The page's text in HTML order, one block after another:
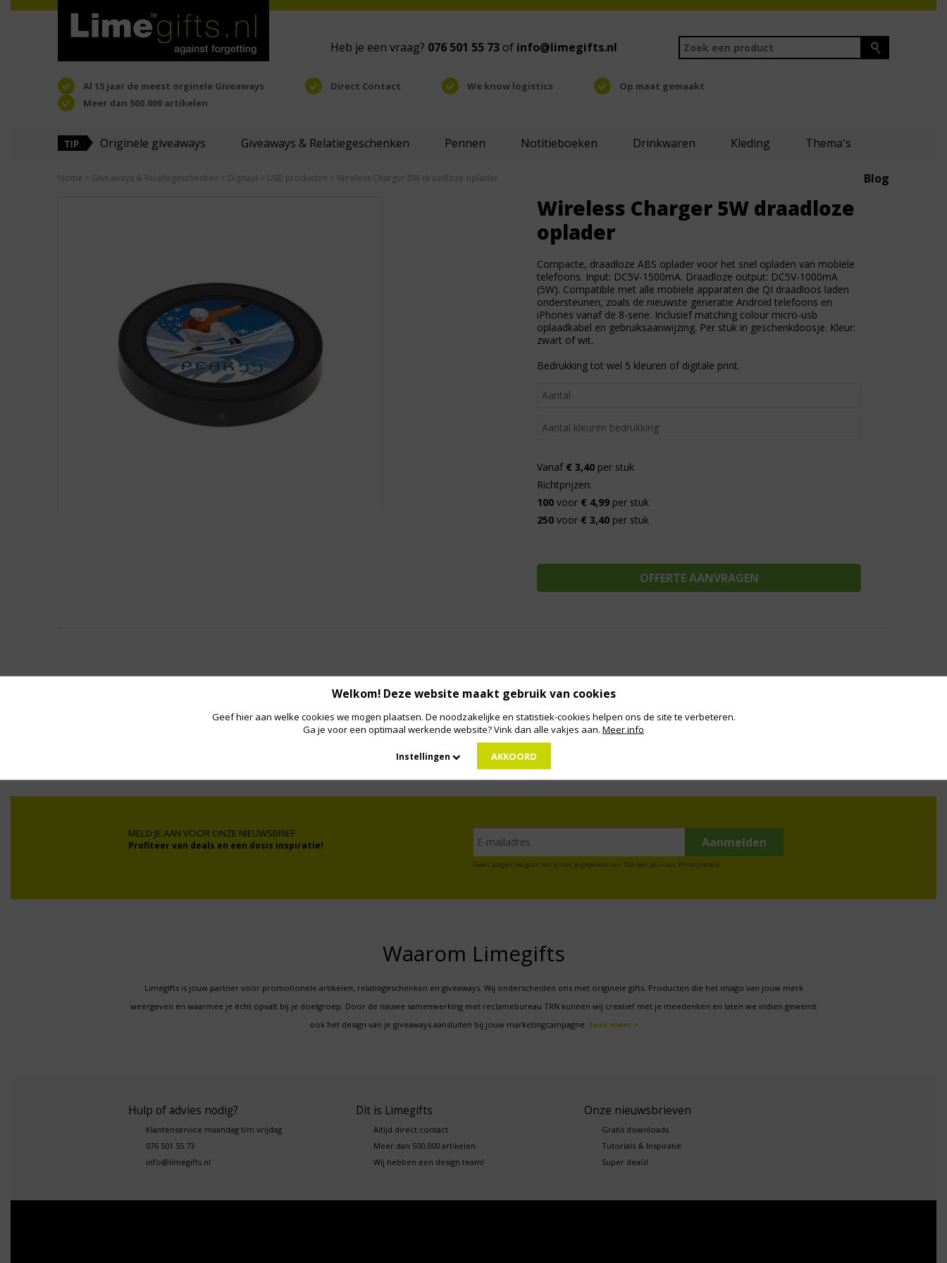
Heb je een vraag? 076 501 55 73of info@limegifts.nl
Al 15 jaar de meest orginele Giveaways Direct Contact We know logistics
Op maat gemaakt
Meer dan 500.000 artikelen
Originele giveaways Giveaways & Relatiegeschenken Pennen Notitieboeken Drinkwaren Kleding Thema's
Blog
Home > Giveaways & Relatiegeschenken > Digitaal > USB producten > Wireless Charger 5W draadloze oplader
Wireless Charger 5W draadloze
oplader
Compacte, draadloze ABS oplader voor het snel opladen van mobiele
telefoons. Input: DC5V-1500mA. Draadloze output: DC5V-1000mA
(5W). Compatible met alle mobiele apparaten die QI draadloos laden
ondersteunen, zoals de nieuwste generatie Android telefoons en
iPhones vanaf de 8-serie. Inclusief matching colour micro-usb
oplaadkabel en gebruiksaanwijzing. Per stuk in geschenkdoosje. Kleur:
zwart of wit.
Bedrukking tot wel 5 kleuren of digitale print.
Vanaf € 3,40 per stuk
Richtprijzen:
100 voor € 4,99 per stuk
250 voor € 3,40 per stuk
MELD JE AAN VOOR ONZE NIEUWSBRIEF
Profiteer van deals en een dosis inspiratie!
Geen zorgen: we gaan veilig met je gegevens om. Dat lees je in ons Privacybeleid
Waarom Limegifts
Limegifts is jouw partner voor promotionele artikelen, relatiegeschenken en giveaways. Wij onderscheiden ons met originele gifts. Producten die het imago van jouw merk
weergeven en waarmee je écht opvalt bij je doelgroep. Door de nauwe samenwerking met reclamebureau TRN kunnen wij creatief met je meedenken en laten we indien gewenst
ook het design van je giveaways aansluiten bij jouw marketingcampagne. Lees meer >
Hulp of advies nodig?
Klantenservice maandag t/m vrijdag
076 501 55 73
info@limegifts.nl
Dit is Limegifts
Altijd direct contact
Meer dan 500.000 artikelen
Wij hebben een design team!
Onze nieuwsbrieven
Gratis downloads
Tutorials & Inspiratie
Super deals!
Welkom! Deze website maakt gebruik van cookies
Geef hier aan welke cookies we mogen plaatsen. De noodzakelijke en statistiek-cookies helpen ons de site te verbeteren.
Ga je voor een optimaal werkende website? Vink dan alle vakjes aan. Meer info
Instellingen AKKOORD